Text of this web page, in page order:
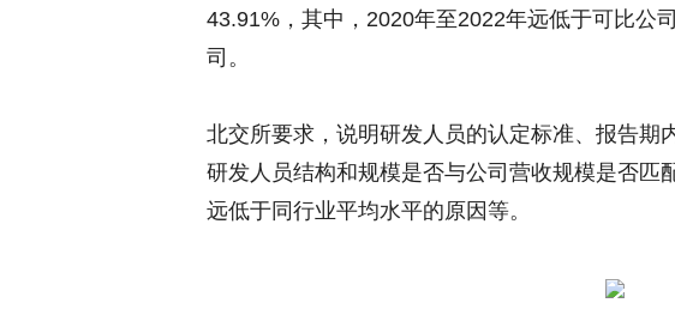
43.91%，其中，2020年至2022年远低于可比公
司。
北交所要求，说明研发人员的认定标准、报告期
研发人员结构和规模是否与公司营收规模是否匹
远低于同行业平均水平的原因等。